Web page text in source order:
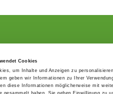
Cookies
um Inhalte und Anzeigen zu
geben wir Informationen zu Ihrer
diese Informationen möglicherweise mit
Structur
SV magazine
Local groups
Youth